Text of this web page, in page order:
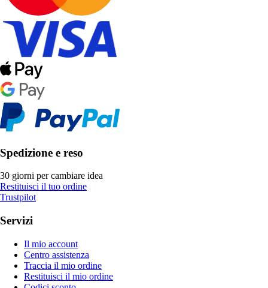
Spedizione e reso
30 giorni per cambiare idea
Restituisci il tuo ordine
Trustpilot
Servizi
Il mio account
Centro assistenza
Traccia il mio ordine
Restituisci il mio ordine